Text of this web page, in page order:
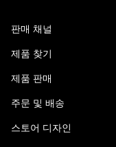
판매 채널
제품 찾기
제품 판매
주문 및 배송
스토어 디자인